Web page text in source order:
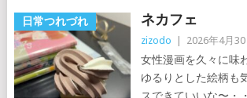
日常つれづれ ネカフェ
zizodo 2026年4月30
女性漫画を久々に味
ゆるりとした絵柄も